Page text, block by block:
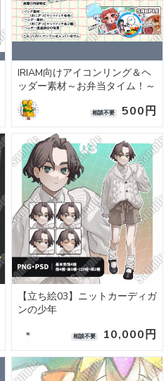
IRIAM向けアイコンリング＆ヘ
ッダー素材～お弁当タイム！～
相談不要 500円
【立ち絵03】ニットカーディガ
ンの少年
相談不要 10,000円